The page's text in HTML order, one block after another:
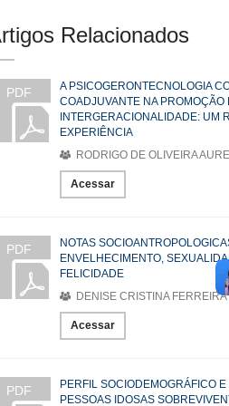
Relacionados
PDF
A PSICOGERONTECNOLOGIA
COADJUVANTE NA PROMOÇÃO
INTERGERACIONALIDADE: UM
EXPERIÊNCIA
RODRIGO DE OLIVEIRA
Acessar
PDF
NOTAS
ENVELHECIMENTO,
FELICIDADE
DENISE CRISTINA FERREIRA
Acessar
PDF
PERFIL SOCIODEMOGRÁFICO
PESSOAS IDOSAS